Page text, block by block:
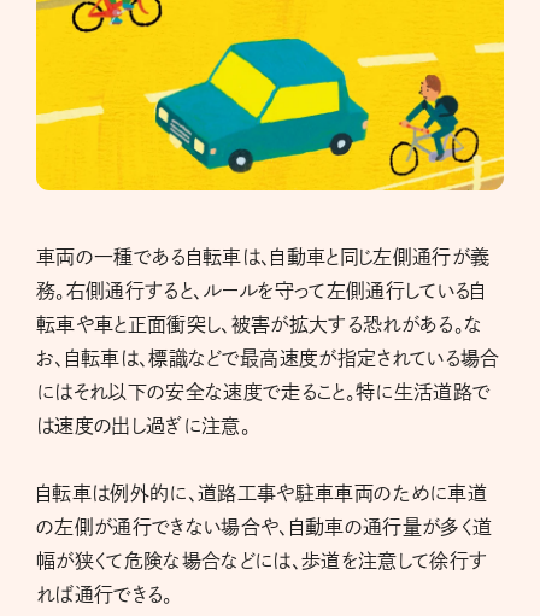
車両の一種である自転車は、自動車と同じ左側通行が義
務。右側通行すると、ルールを守って左側通行している自
転車や車と正面衝突し、被害が拡大する恐れがある。な
お、自転車は、標識などで最高速度が指定されている場合
にはそれ以下の安全な速度で走ること。特に生活道路で
は速度の出し過ぎに注意。
自転車は例外的に、道路工事や駐車車両のために車道
の左側が通行できない場合や、自動車の通行量が多く道
幅が狭くて危険な場合などには、歩道を注意して徐行す
れば通行できる。